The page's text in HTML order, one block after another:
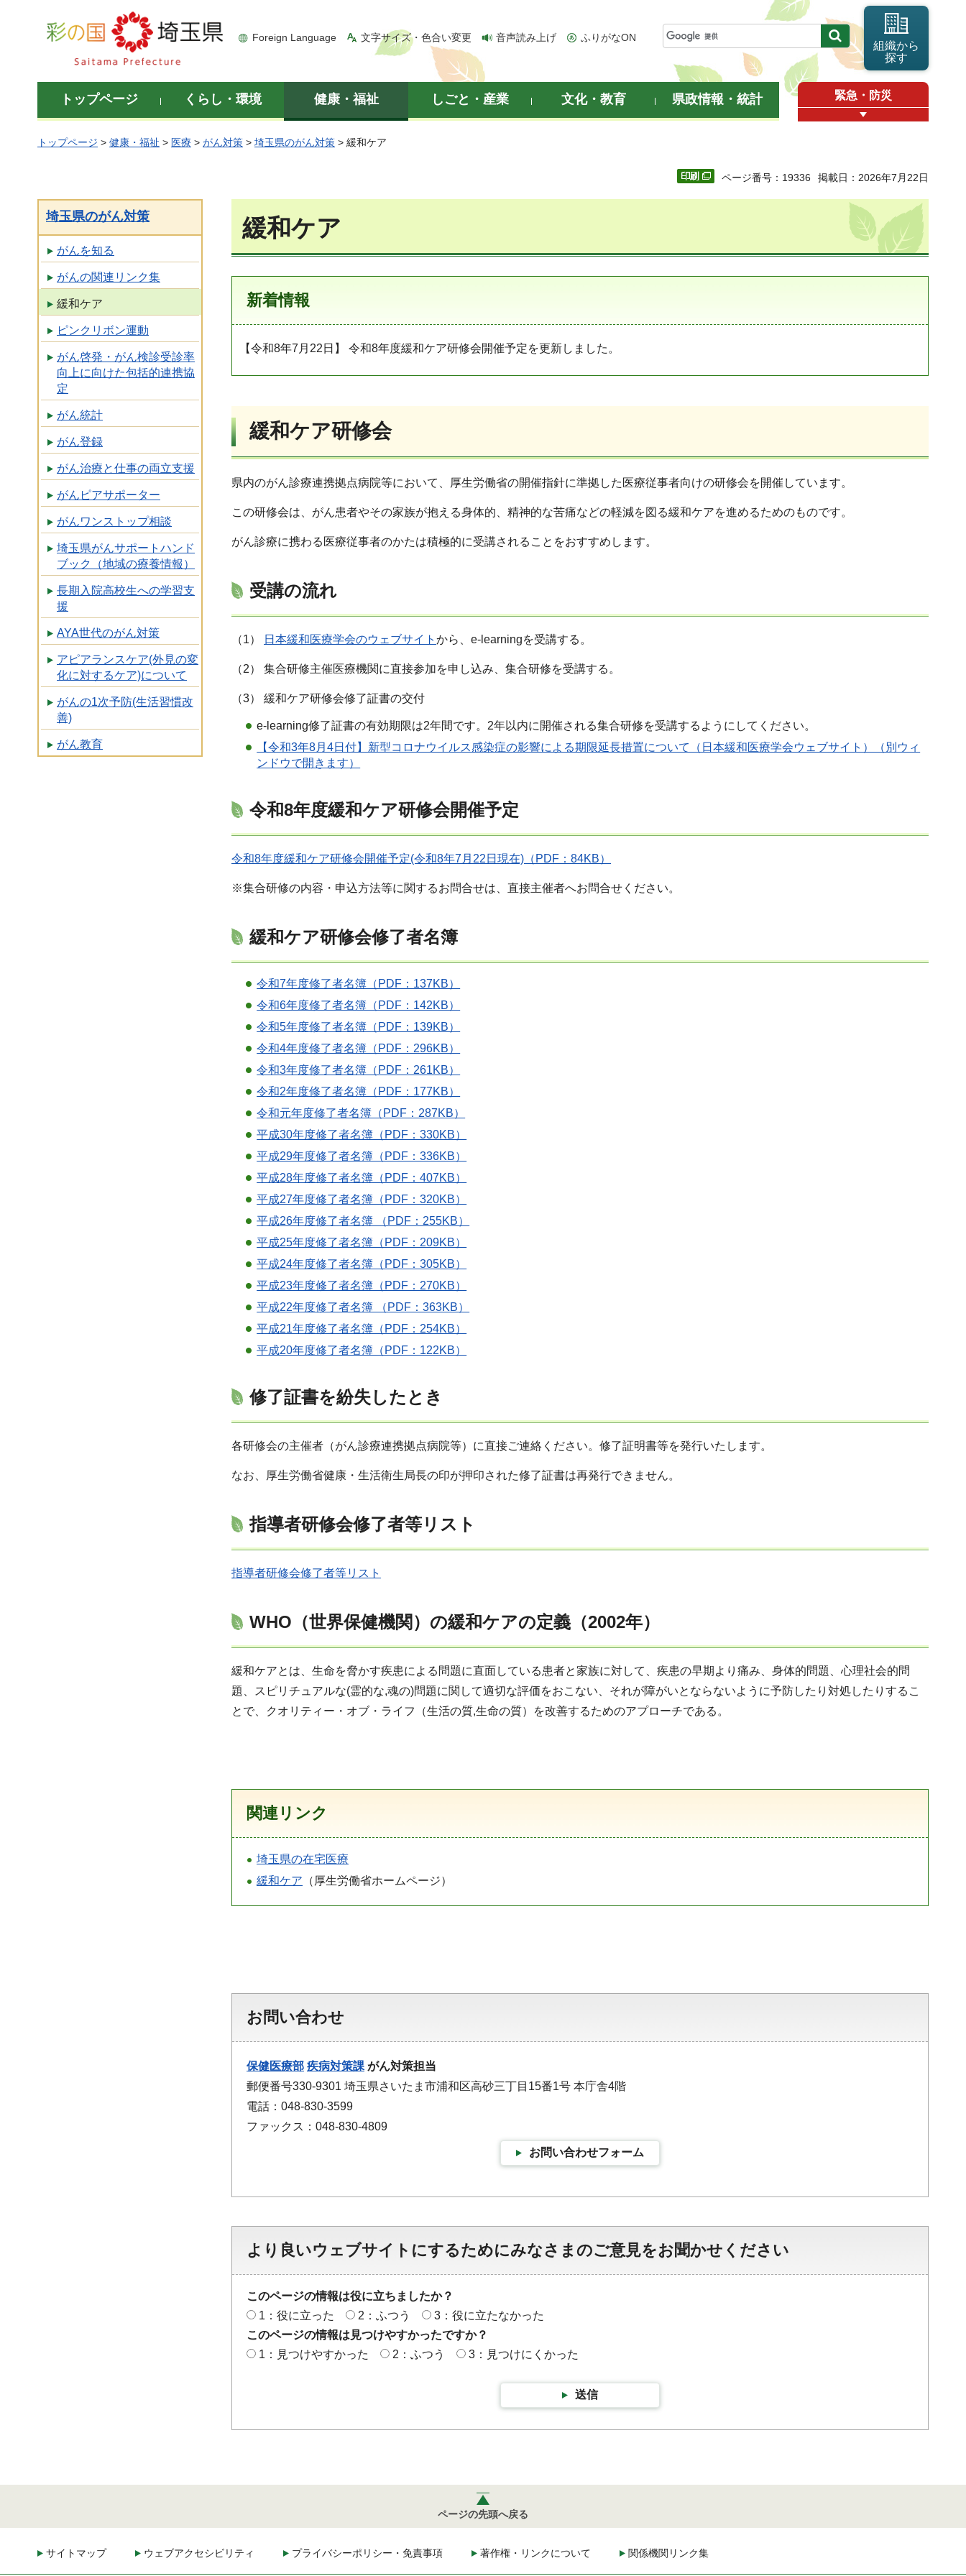
彩の国 埼玉県
Foreign Language 文字サイズ・色合い変更 音声読み上げ ふりがなON
組織から
探す
トップページ くらし・環境 健康・福祉 しごと・産業 文化・教育 県政情報・統計 緊急・防災
トップページ > 健康・福祉 > 医療 > がん対策 > 埼玉県のがん対策 > 緩和ケア
ページ番号：19336 掲載日：2026年7月22日
埼玉県のがん対策
がんを知る
がんの関連リンク集
緩和ケア
ピンクリボン運動
がん啓発・がん検診受診率
向上に向けた包括的連携協
定
がん統計
がん登録
がん治療と仕事の両立支援
がんピアサポーター
がんワンストップ相談
埼玉県がんサポートハンド
ブック（地域の療養情報）
長期入院高校生への学習支
援
AYA世代のがん対策
アピアランスケア(外見の変
化に対するケア)について
がんの1次予防(生活習慣改
善)
がん教育
緩和ケア
新着情報
【令和8年7月22日】 令和8年度緩和ケア研修会開催予定を更新しました。
緩和ケア研修会
県内のがん診療連携拠点病院等において、厚生労働省の開催指針に準拠した医療従事者向けの研修会を開催しています。
この研修会は、がん患者やその家族が抱える身体的、精神的な苦痛などの軽減を図る緩和ケアを進めるためのものです。
がん診療に携わる医療従事者のかたは積極的に受講されることをおすすめします。
受講の流れ
（1） 日本緩和医療学会のウェブサイト から、e-learningを受講する。
（2） 集合研修主催医療機関に直接参加を申し込み、集合研修を受講する。
（3） 緩和ケア研修会修了証書の交付
e-learning修了証書の有効期限は2年間です。2年以内に開催される集合研修を受講するようにしてください。
【令和3年8月4日付】新型コロナウイルス感染症の影響による期限延長措置について（日本緩和医療学会ウェブサイト）（別ウィ
ンドウで開きます）
令和8年度緩和ケア研修会開催予定
令和8年度緩和ケア研修会開催予定(令和8年7月22日現在)（PDF：84KB）
※集合研修の内容・申込方法等に関するお問合せは、直接主催者へお問合せください。
緩和ケア研修会修了者名簿
令和7年度修了者名簿（PDF：137KB）
令和6年度修了者名簿（PDF：142KB）
令和5年度修了者名簿（PDF：139KB）
令和4年度修了者名簿（PDF：296KB）
令和3年度修了者名簿（PDF：261KB）
令和2年度修了者名簿（PDF：177KB）
令和元年度修了者名簿（PDF：287KB）
平成30年度修了者名簿（PDF：330KB）
平成29年度修了者名簿（PDF：336KB）
平成28年度修了者名簿（PDF：407KB）
平成27年度修了者名簿（PDF：320KB）
平成26年度修了者名簿 （PDF：255KB）
平成25年度修了者名簿（PDF：209KB）
平成24年度修了者名簿（PDF：305KB）
平成23年度修了者名簿（PDF：270KB）
平成22年度修了者名簿 （PDF：363KB）
平成21年度修了者名簿（PDF：254KB）
平成20年度修了者名簿（PDF：122KB）
修了証書を紛失したとき
各研修会の主催者（がん診療連携拠点病院等）に直接ご連絡ください。修了証明書等を発行いたします。
なお、厚生労働省健康・生活衛生局長の印が押印された修了証書は再発行できません。
指導者研修会修了者等リスト
指導者研修会修了者等リスト
WHO（世界保健機関）の緩和ケアの定義（2002年）
緩和ケアとは、生命を脅かす疾患による問題に直面している患者と家族に対して、疾患の早期より痛み、身体的問題、心理社会的問
題、スピリチュアルな(霊的な,魂の)問題に関して適切な評価をおこない、それが障がいとならないように予防したり対処したりするこ
とで、クオリティー・オブ・ライフ（生活の質,生命の質）を改善するためのアプローチである。
関連リンク
埼玉県の在宅医療
緩和ケア （厚生労働省ホームページ）
お問い合わせ
保健医療部 疾病対策課 がん対策担当
郵便番号330-9301 埼玉県さいたま市浦和区高砂三丁目15番1号 本庁舎4階
電話：048-830-3599
ファックス：048-830-4809
お問い合わせフォーム
より良いウェブサイトにするためにみなさまのご意見をお聞かせください
このページの情報は役に立ちましたか？
1：役に立った
2：ふつう
3：役に立たなかった
このページの情報は見つけやすかったですか？
1：見つけやすかった
2：ふつう 3：見つけにくかった
送信
ページの先頭へ戻る
サイトマップ ウェブアクセシビリティ プライバシーポリシー・免責事項 著作権・リンクについて 関係機関リンク集